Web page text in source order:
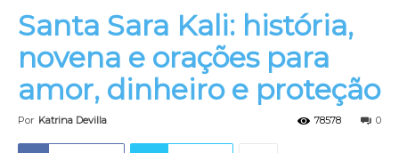
Santa Sara Kali: história,
novena e orações para
amor, dinheiro e proteção
Por Katrina Devilla 0
78578